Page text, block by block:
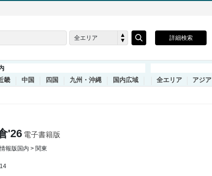
全エリア 詳細検索
畿 中国 四国 九州・沖縄 国内広域
全エリア
アジア
'26 電子書籍版
報版国内 > 関東